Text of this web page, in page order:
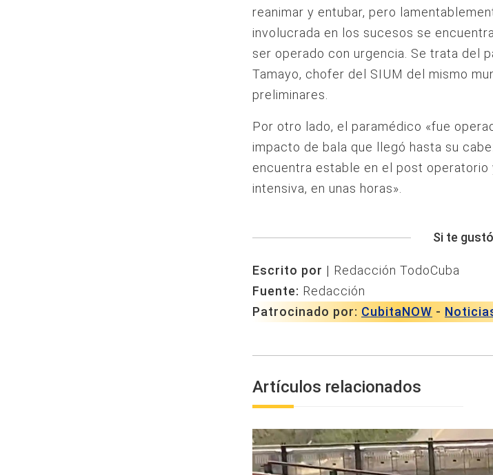
reanimar y entubar, pero
involucrada en los sucesos se
ser operado con urgencia. Se trata del
Tamayo, chofer del SIUM del mismo
preliminares.
Por otro lado, el paramédico «fue
impacto de bala que llegó hasta su
encuentra estable en el post operatorio
intensiva, en unas horas».
Si te
Escrito por | Redacción TodoCuba
Fuente: Redacción
Patrocinado por: CubitaNOW -
Artículos relacionados